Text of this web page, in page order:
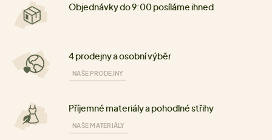
Objednávky do 9:00 posíláme ihned
4 prodejny a osobní výběr
NAŠE PRODEJNY
Příjemné materiály a pohodlné střihy
NAŠE MATERIÁLY